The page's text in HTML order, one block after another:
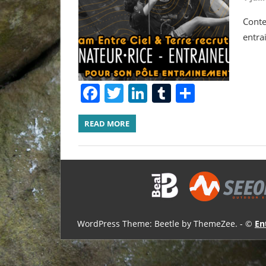
Facebook
Twitter
LinkedIn
Tumblr
READ MORE
WordPress Theme: Beetle by ThemeZee. - ©